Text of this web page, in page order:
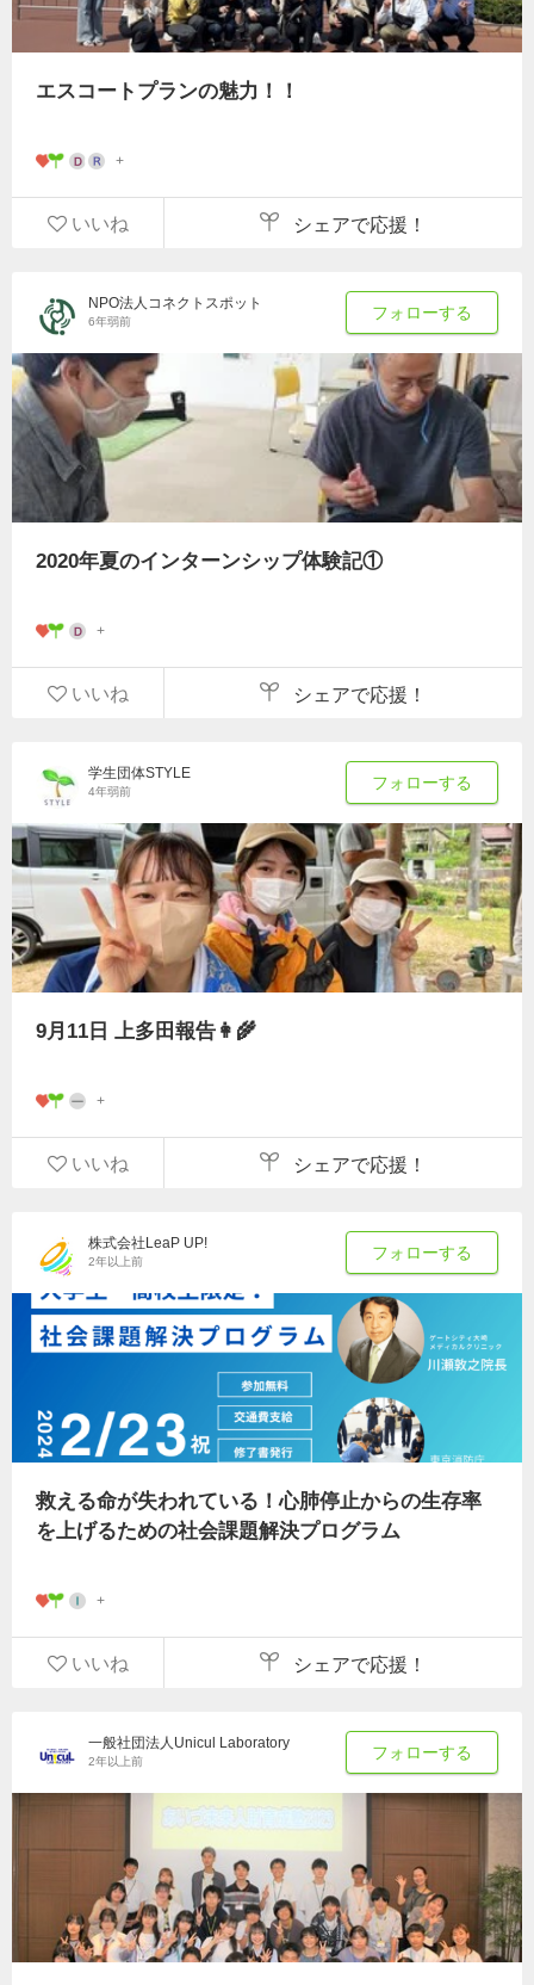
エスコートプランの魅力！！
いいね シェアで応援！
NPO法人コネクトスポット
6年弱前 フォローする
2020年夏のインターンシップ体験記①
いいね シェアで応援！
学生団体STYLE
4年弱前 フォローする
9月11日 上多田報告👩‍🌾
いいね シェアで応援！
株式会社LeaP UP!
2年以上前 フォローする
救える命が失われている！心肺停止からの生存率
を上げるための社会課題解決プログラム
いいね シェアで応援！
一般社団法人Unicul Laboratory
2年以上前 フォローする